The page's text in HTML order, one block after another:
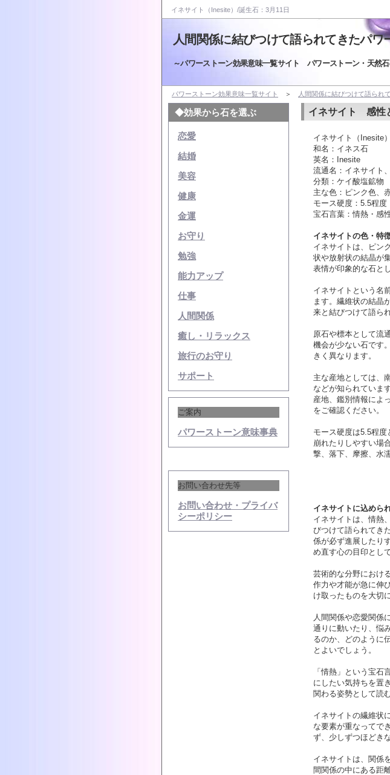
イネサイト（Inesite）/誕生石：3月11日
人間関係に結びつけて語られてきたパワ
～パワーストーン効果意味一覧サイト パワーストーン・天然
パワーストーン効果意味一覧サイト ＞ 人間関係に結びつけて語られ
◆効果から石を選ぶ
恋愛
結婚
美容
健康
金運
お守り
勉強
能力アップ
仕事
人間関係
癒し・リラックス
旅行のお守り
サポート
ご案内
パワーストーン意味事典
お問い合わせ先等
お問い合わせ・プライバ
シーポリシー
イネサイト 感性
イネサイト（Inesite
和名：イネス石
英名：Inesite
流通名：イネサイト
分類：ケイ酸塩鉱物
主な色：ピンク色、
モース硬度：5.5程度
宝石言葉：情熱・感
イネサイトの色・特
イネサイトは、ピン
状や放射状の結晶が
表情が印象的な石と
イネサイトという名
ます。繊維状の結晶
来と結びつけて語ら
原石や標本として流
機会が少ない石です
きく異なります。
主な産地としては、
などが知られていま
産地、鑑別情報によ
をご確認ください。
モース硬度は5.5程
崩れたりしやすい場
撃、落下、摩擦、水
イネサイトに込めら
イネサイトは、情熱
びつけて語られてき
係が必ず進展したり
め直す心の目印とし
芸術的な分野におけ
作力や才能が急に伸
け取ったものを大切
人間関係や恋愛関係
通りに動いたり、悩
るのか、どのように
とよいでしょう。
「情熱」という宝
にしたい気持ちを置
関わる姿勢として読
イネサイトの繊維状
な要素が重なってで
ず、少しずつほどき
イネサイトは、関係
間関係の中にある距